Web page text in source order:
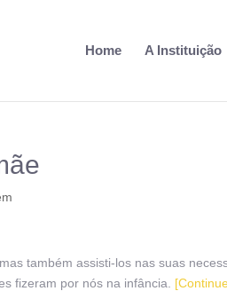
Home A Instituição
também assisti-los nas suas
fizeram por nós na infância.